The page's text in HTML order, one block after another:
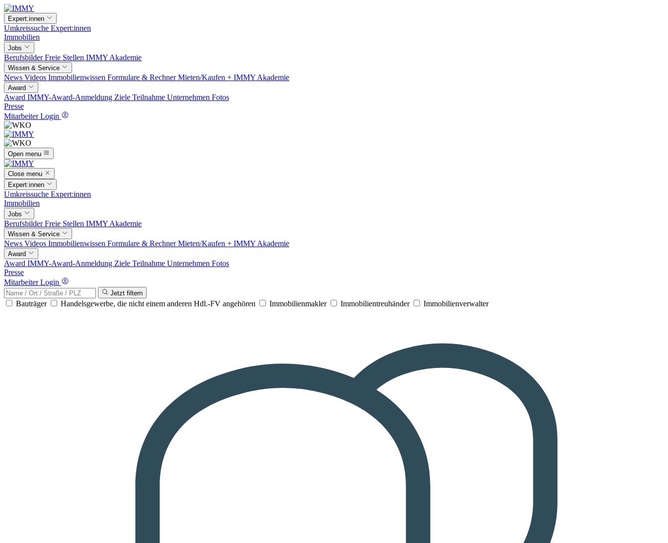
Expert:innen
Umkreissuche Expert:innen
Immobilien
Jobs
BerufsbilderFreie Stellen IMMY Akademie
Wissen & Service
News Videos Immobilienwissen Formulare & RechnerMieten/Kaufen + IMMY Akademie
Award
Award IMMY-Award-Anmeldung Ziele Teilnahme Unternehmen Fotos
Presse
Mitarbeiter Login
Open menu
Close menu
Expert:innen
Umkreissuche Expert:innen
Immobilien
Jobs
BerufsbilderFreie Stellen IMMY Akademie
Wissen & Service
News Videos Immobilienwissen Formulare & RechnerMieten/Kaufen + IMMY Akademie
Award
Award IMMY-Award-Anmeldung Ziele Teilnahme Unternehmen Fotos
Presse
Mitarbeiter Login
Jetzt filtern
Bauträger Handelsgewerbe, die nicht einem anderen Hdl.-FV angehören Immobilienmakler Immobilientreuhänder Immobilienverwalter